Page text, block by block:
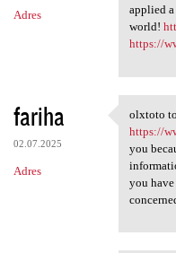
Adres
applied
world!
https://
fariha
02.07.2025
Adres
olxtoto
olxtoto
https://
you
you have